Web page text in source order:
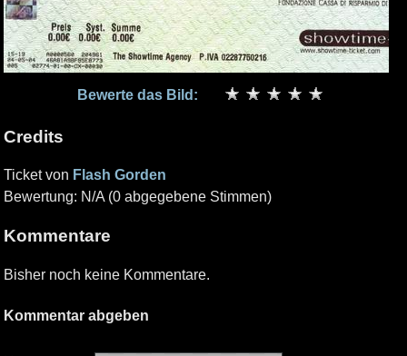
Bewerte das Bild:
Credits
Ticket von Flash Gorden
Bewertung: N/A (0 abgegebene Stimmen)
Kommentare
Bisher noch keine Kommentare.
Kommentar abgeben